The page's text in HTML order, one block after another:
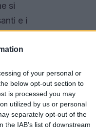
of your personal or
below opt-out section to
is processed you may
utilized by us or personal
separately opt-out of the
IAB’s list of downstream
si
e i